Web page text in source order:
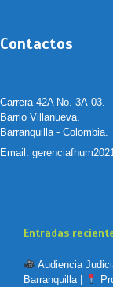
Contactos
Carrera 42A No. 3A-03.
Barrio Villanueva.
Barranquilla - Colombia.
Email:
Entradas
Audiencia
Barranquilla |